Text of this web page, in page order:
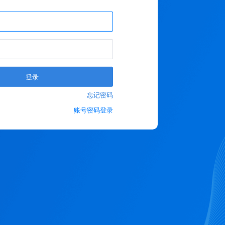
登录
忘记密码
账号密码登录